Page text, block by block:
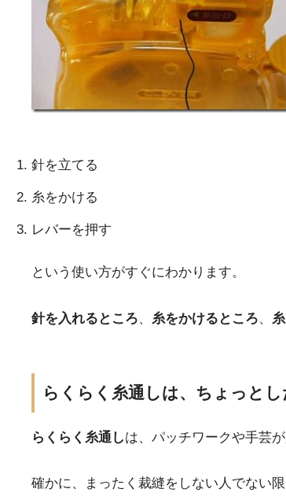
針を立てる
糸をかける
レバーを押す
という使い方がすぐにわかります。
針を入れるところ、 糸をかけるところ、
らくらく糸通しは、ちょっと
らくらく糸通しは、パッチワークや手芸
確かに、まったく裁縫をしない人でない限